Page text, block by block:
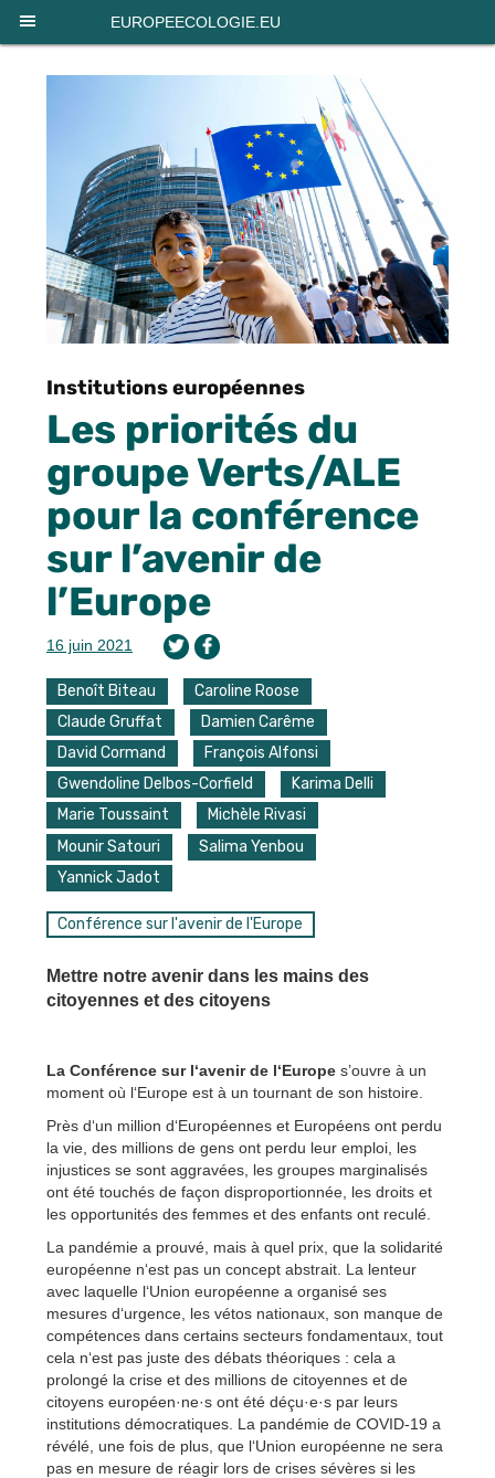
EUROPEECOLOGIE.EU
Institutions européennes
Les priorités du
groupe Verts/ALE
pour la conférence
sur l’avenir de
l’Europe
16 juin 2021
Benoît Biteau
Caroline Roose
Claude Gruffat
Damien Carême
David Cormand
François Alfonsi
Gwendoline Delbos-Corfield
Karima Delli
Marie Toussaint
Michèle Rivasi
Mounir Satouri
Salima Yenbou
Yannick Jadot
Conférence sur l'avenir de l'Europe
Mettre notre avenir dans les mains des
citoyennes et des citoyens
La Conférence sur l‘avenir de l‘Europe s’ouvre à un
moment où l‘Europe est à un tournant de son histoire.
Près d‘un million d‘Européennes et Européens ont perdu
la vie, des millions de gens ont perdu leur emploi, les
injustices se sont aggravées, les groupes marginalisés
ont été touchés de façon disproportionnée, les droits et
les opportunités des femmes et des enfants ont reculé.
La pandémie a prouvé, mais à quel prix, que la solidarité
européenne n‘est pas un concept abstrait. La lenteur
avec laquelle l‘Union européenne a organisé ses
mesures d‘urgence, les vétos nationaux, son manque de
compétences dans certains secteurs fondamentaux, tout
cela n‘est pas juste des débats théoriques : cela a
prolongé la crise et des millions de citoyennes et de
citoyens européen·ne·s ont été déçu·e·s par leurs
institutions démocratiques. La pandémie de COVID-19 a
révélé, une fois de plus, que l‘Union européenne ne sera
pas en mesure de réagir lors de crises sévères si les